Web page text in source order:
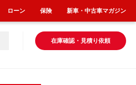
在庫確認・見積り依頼
ローン 保険 新車・中古車マガジン